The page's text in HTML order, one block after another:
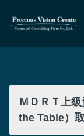
ＭＤＲＴ上
the Table）